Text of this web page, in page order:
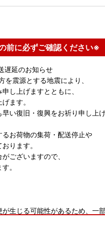
前に必ずご確認ください※
遅延のお知らせ
震源とする地震により、
し上げますとともに、
ます。
い復旧・復興をお祈り申し上げ
お荷物の集荷・配送停止や
ります。
ございますので、
。
生じる可能性があるため、一